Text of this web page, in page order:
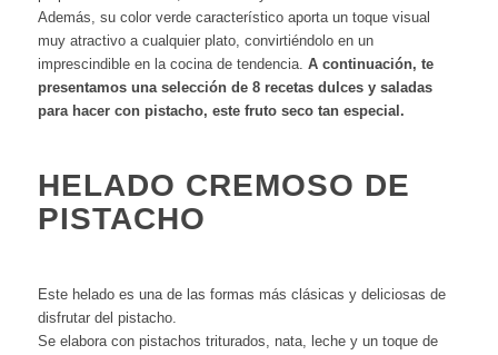
Además, su color verde característico aporta un toque visual
muy atractivo a cualquier plato, convirtiéndolo en un
imprescindible en la cocina de tendencia. A continuación, te
presentamos una selección de 8 recetas dulces y saladas
para hacer con pistacho, este fruto seco tan especial.
HELADO CREMOSO DE
PISTACHO
Este helado es una de las formas más clásicas y deliciosas de
disfrutar del pistacho.
Se elabora con pistachos triturados, nata, leche y un toque de